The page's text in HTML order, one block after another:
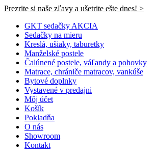
Prezrite si naše zľavy a ušetrite ešte dnes! >​
GKT sedačky AKCIA
Sedačky na mieru
Kreslá, ušiaky, taburetky
Manželské postele
Čalúnené postele, váľandy a pohovky
Matrace, chrániče matracov, vankúše
Bytové doplnky
Vystavené v predajni
Môj účet
Košík
Pokladňa
O nás
Showroom
Kontakt